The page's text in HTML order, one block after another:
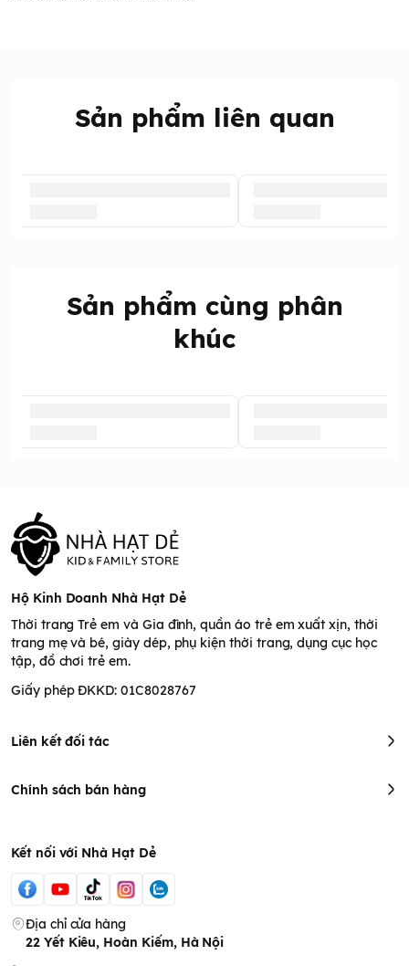
Sản phẩm liên quan
Sản phẩm cùng phân
khúc
Hộ Kinh Doanh Nhà Hạt Dẻ
Thời trang Trẻ em và Gia đình, quần áo trẻ em xuất xịn, thời
trang mẹ và bé, giày dép, phụ kiện thời trang, dụng cục học
tập, đồ chơi trẻ em.
Giấy phép ĐKKD: 01C8028767
Liên kết đối tác
Chính sách bán hàng
Kết nối với Nhà Hạt Dẻ
Địa chỉ cửa hàng
22 Yết Kiêu, Hoàn Kiếm, Hà Nội